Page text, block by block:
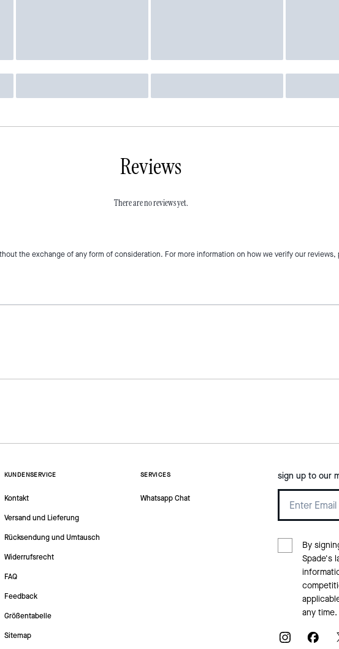
Reviews
There are no reviews yet.
the exchange of any form of consideration. For more information on how we verify our reviews,
KUNDENSERVICE
Kontakt
Versand und Lieferung
Rücksendung und Umtausch
Widerrufsrecht
FAQ
Feedback
Größentabelle
Sitemap
SERVICES
Whatsapp Chat
sign up to our
By
Spade's
any